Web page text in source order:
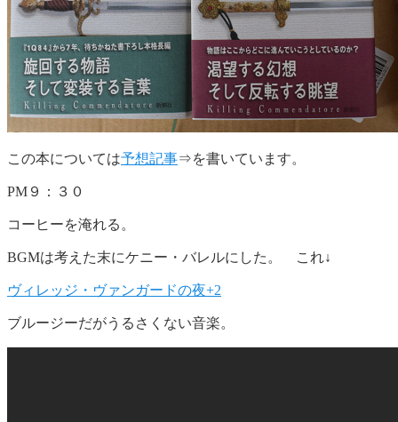
この本については予想記事⇒を書いています。
PM９：３０
コーヒーを淹れる。
BGMは考えた末にケニー・バレルにした。 これ↓
ヴィレッジ・ヴァンガードの夜+2
ブルージーだがうるさくない音楽。